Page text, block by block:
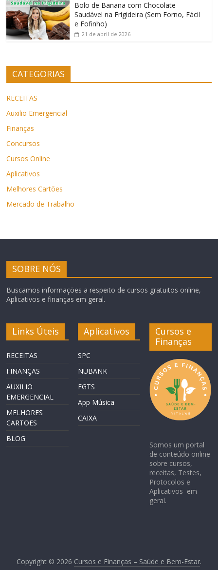
Bolo de Banana com Chocolate
Saudável na Frigideira (Sem Forno, Fácil
e Fofinho)
21 de abril de 2026
CATEGORIAS
RECEITAS
Auxilio Emergencial
Finanças
Concursos
Cursos Online
Aplicativos
Melhores Cartões
Mercado de Trabalho
SOBRE NÓS
Buscamos informações a respeito de cursos gratuitos online,
Aplicativos e finanças em geral.
Links Úteis
RECEITAS
FINANÇAS
AUXILIO
EMERGENCIAL
MELHORES
CARTOES
BLOG
Aplicativos
SPC
NUBANK
FGTS
App Música
CAIXA
Cursos e
Finanças
Somos um portal
de conteúdo online
sobre cursos,
receitas, Testes,
Protocolos e
Aplicativos em
geral.
Copyright © 2026 Cursos e Finanças – Saúde e Bem-Estar.